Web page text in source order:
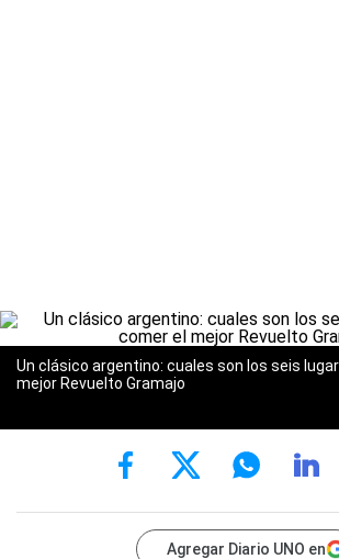
Un clásico argentino: cuales son los seis
mejor Revuelto Gramajo
Agregar Diario UNO en